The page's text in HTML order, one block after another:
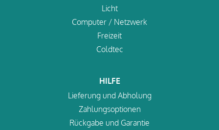
Licht
Computer / Netzwerk
Freizeit
Coldtec
HILFE
Lieferung und Abholung
Zahlungsoptionen
Rückgabe und Garantie